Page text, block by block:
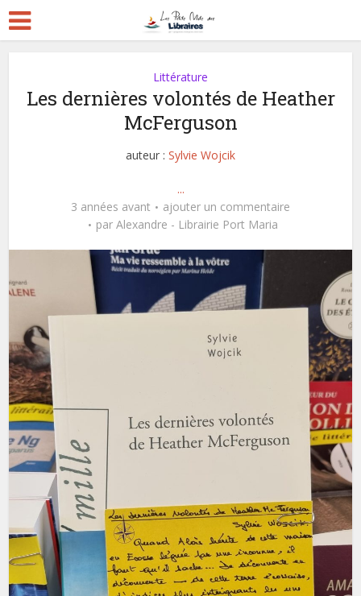
Littérature
Les dernières volontés de Heather
McFerguson
auteur : Sylvie Wojcik
...
3 années avant
ajouter un commentaire
par Alexandre - Librairie Port Maria